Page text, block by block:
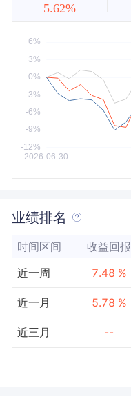
5.62%
业绩排名
时间区间 收益回报
近一周 7.48 %
近一月 5.78 %
近三月 --